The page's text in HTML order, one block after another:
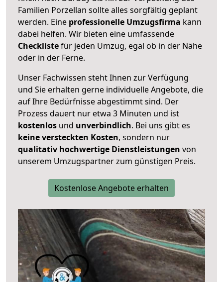
Familien Porzellan sollte alles sorgfältig geplant
werden. Eine professionelle Umzugsfirma kann
dabei helfen. Wir bieten eine umfassende
Checklistefür jeden Umzug, egal ob in der Nähe
oder in der Ferne.
Unser Fachwissen steht Ihnen zur Verfügung
und Sie erhalten gerne individuelle Angebote, die
auf Ihre Bedürfnisse abgestimmt sind. Der
Prozess dauert nur etwa 3 Minuten und ist
kostenlos und unverbindlich. Bei uns gibt es
keine versteckten Kosten, sondern nur
qualitativ hochwertige Dienstleistungen von
unserem Umzugspartner zum günstigen Preis.
Kostenlose Angebote erhalten